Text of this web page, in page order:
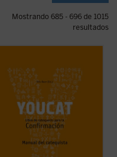
Mostrando 685 - 696 de 1015
resultados
encontrarás un buen programa de
muchos consejos para una
con Dios, pero ante todo,
referencias a dos ...(ver ficha)